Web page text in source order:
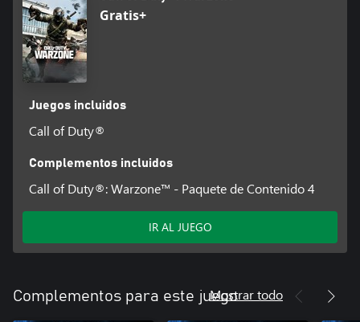
Gratis+
Juegos incluidos
Call of Duty®
Complementos incluidos
Call of Duty®: Warzone™ - Paquete de Contenido 4
IR AL JUEGO
Complementos para este juegoMostrar todo